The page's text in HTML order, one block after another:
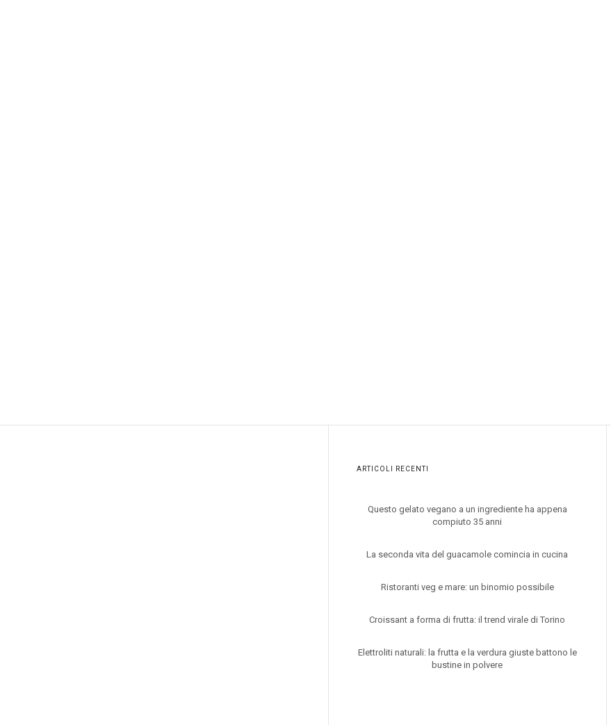
ARTICOLI RECENTI
Questo gelato vegano a un ingrediente ha appena
compiuto 35 anni
La seconda vita del guacamole comincia in cucina
Ristoranti veg e mare: un binomio possibile
Croissant a forma di frutta: il trend virale di Torino
Elettroliti naturali: la frutta e la verdura giuste battono le
bustine in polvere